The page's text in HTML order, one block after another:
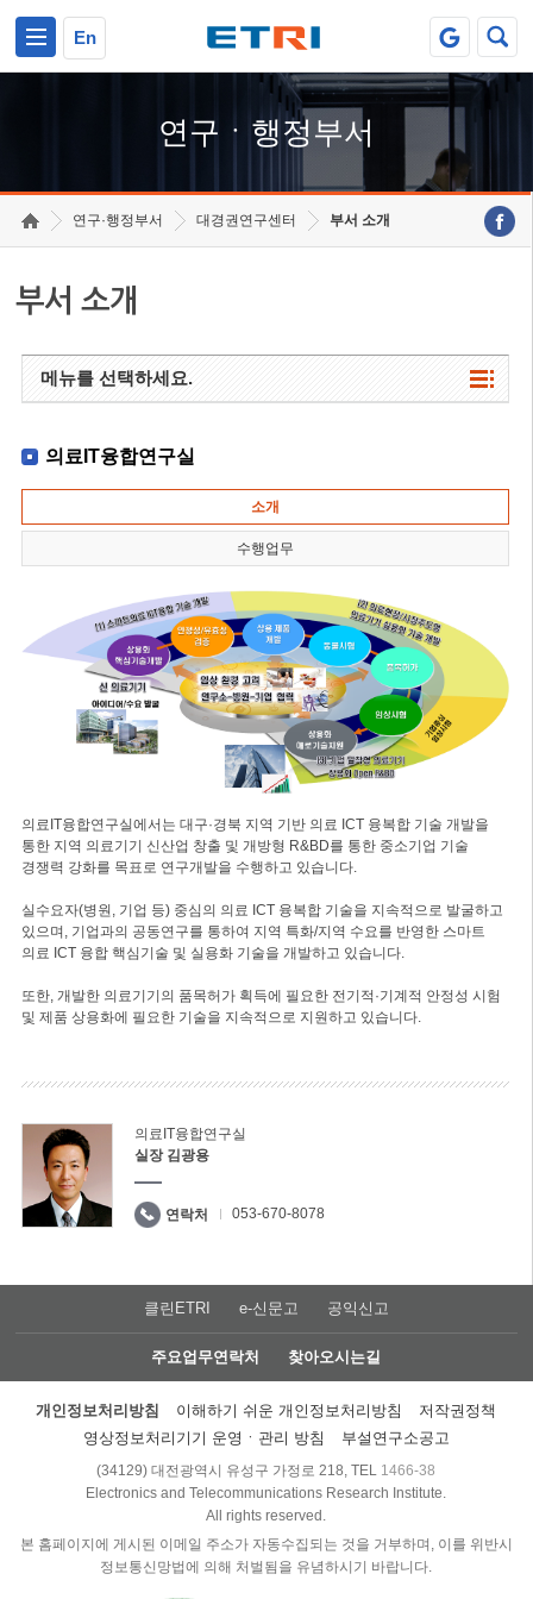
En
연구ㆍ행정부서
연구·행정부서 대경권연구센터 부서 소개
부서 소개
메뉴를 선택하세요.
의료IT융합연구실
소개
수행업무
의료IT융합연구실에서는 대구·경북 지역 기반 의료 ICT 융복합 기술 개발을
통한 지역 의료기기 신산업 창출 및 개방형 R&BD를 통한 중소기업 기술
경쟁력 강화를 목표로 연구개발을 수행하고 있습니다.
실수요자(병원, 기업 등) 중심의 의료 ICT 융복합 기술을 지속적으로 발굴하고
있으며, 기업과의 공동연구를 통하여 지역 특화/지역 수요를 반영한 스마트
의료 ICT 융합 핵심기술 및 실용화 기술을 개발하고 있습니다.
또한, 개발한 의료기기의 품목허가 획득에 필요한 전기적·기계적 안정성 시험
및 제품 상용화에 필요한 기술을 지속적으로 지원하고 있습니다.
의료IT융합연구실
실장 김광용
연락처 053-670-8078
클린ETRI e-신문고 공익신고
주요업무연락처 찾아오시는길
개인정보처리방침 이해하기 쉬운 개인정보처리방침
저작권정책
영상정보처리기기 운영ㆍ관리 방침
부설연구소공고
(34129) 대전광역시 유성구 가정로 218, TEL 1466-38
Electronics and Telecommunications Research Institute.
All rights reserved.
본 홈페이지에 게시된 이메일 주소가 자동수집되는 것을 거부하며, 이를 위반시
정보통신망법에 의해 처벌됨을 유념하시기 바랍니다.